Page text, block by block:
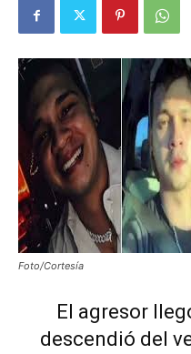
Foto/Cortesía
El agresor
descendió del